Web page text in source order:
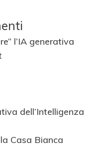
l’IA generativa
dell’Intelligenza
Casa Bianca